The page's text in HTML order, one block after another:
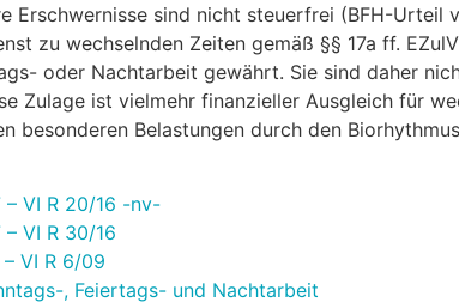
Erschwernisse sind nicht steuerfrei (BFH-Urteil
zu wechselnden Zeiten gemäß §§ 17a ff.
oder Nachtarbeit gewährt. Sie sind daher
Zulage ist vielmehr finanzieller Ausgleich für
besonderen Belastungen durch den
– VI R 20/16 -nv-
– VI R 30/16
– VI R 6/09
, Feiertags- und Nachtarbeit